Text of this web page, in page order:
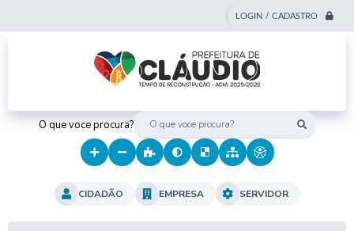
LOGIN / CADASTRO
O que voce procura?
CIDADÃO EMPRESA SERVIDOR